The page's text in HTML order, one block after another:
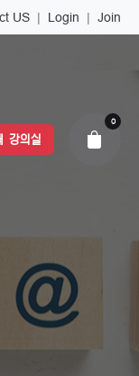
Join
|
Login
|
US
강의실
0